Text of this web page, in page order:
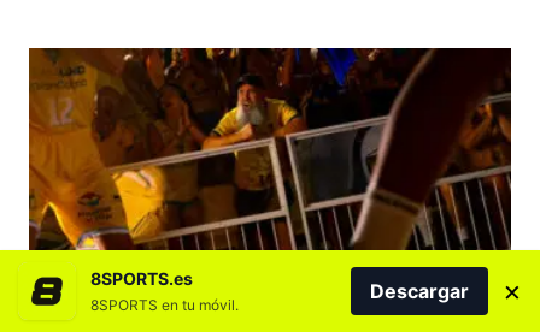
La campaña de abonados del CB Gran Canaria
25/26 sitúa al club entre los grandes de Europa
8SPORTS.es
8SPORTS en tu móvil.
Descargar ×